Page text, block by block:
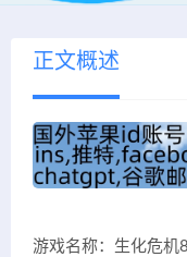
正文概述
游戏名称：生化危机